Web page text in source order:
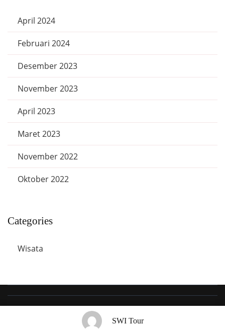
SWI Tour
April 2024
Februari 2024
Desember 2023
November 2023
April 2023
Maret 2023
November 2022
Oktober 2022
Categories
Wisata
© Copyright 2022 SWI Tour. All Rights Reserved
Developed BySWI Tour.Powered by